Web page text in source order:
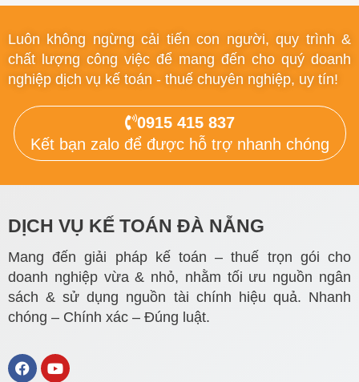
Luôn không ngừng cải tiến con người, quy trình &
chất lượng công việc để mang đến cho quý doanh
nghiệp dịch vụ kế toán - thuế chuyên nghiệp, uy tín!
0915 415 837
Kết bạn zalo để được hỗ trợ nhanh chóng
DỊCH VỤ KẾ TOÁN ĐÀ NẴNG
Mang đến giải pháp kế toán – thuế trọn gói cho
doanh nghiệp vừa & nhỏ, nhằm tối ưu nguồn ngân
sách & sử dụng nguồn tài chính hiệu quả. Nhanh
chóng – Chính xác – Đúng luật.
F
a
Y
o